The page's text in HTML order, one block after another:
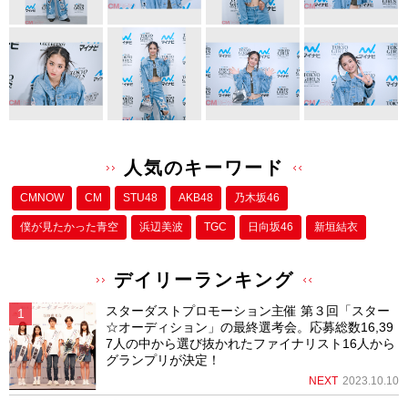
人気のキーワード
CMNOW CM STU48 AKB48 乃木坂46
僕が⾒たかった⻘空 浜辺美波 TGC 日向坂46 新垣結衣
デイリーランキング
スターダストプロモーション主催 第３回「スター
☆オーディション」の最終選考会。応募総数16,39
7人の中から選び抜かれたファイナリスト16人から
グランプリが決定！
NEXT 2023.10.10